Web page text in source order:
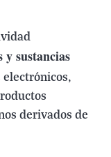
y sustancias
electrónicos,
derivados de